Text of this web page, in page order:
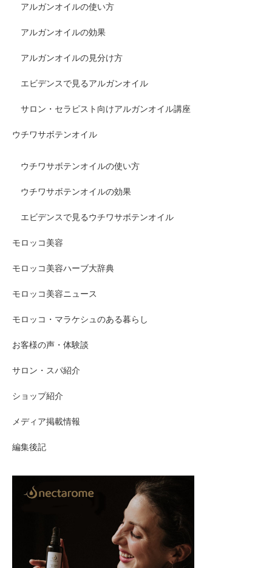
アルガンオイルの使い方
アルガンオイルの効果
アルガンオイルの見分け方
エビデンスで見るアルガンオイル
サロン・セラピスト向けアルガンオイル講座
ウチワサボテンオイル
ウチワサボテンオイルの使い方
ウチワサボテンオイルの効果
エビデンスで見るウチワサボテンオイル
モロッコ美容
モロッコ美容ハーブ大辞典
モロッコ美容ニュース
モロッコ・マラケシュのある暮らし
お客様の声・体験談
サロン・スパ紹介
ショップ紹介
メディア掲載情報
編集後記